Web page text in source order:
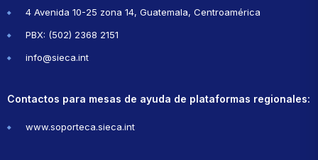
4 Avenida 10-25 zona 14, Guatemala, Centroamérica
PBX: (502) 2368 2151
info@sieca.int
Contactos para mesas de ayuda de plataformas regionales:
www.soporteca.sieca.int